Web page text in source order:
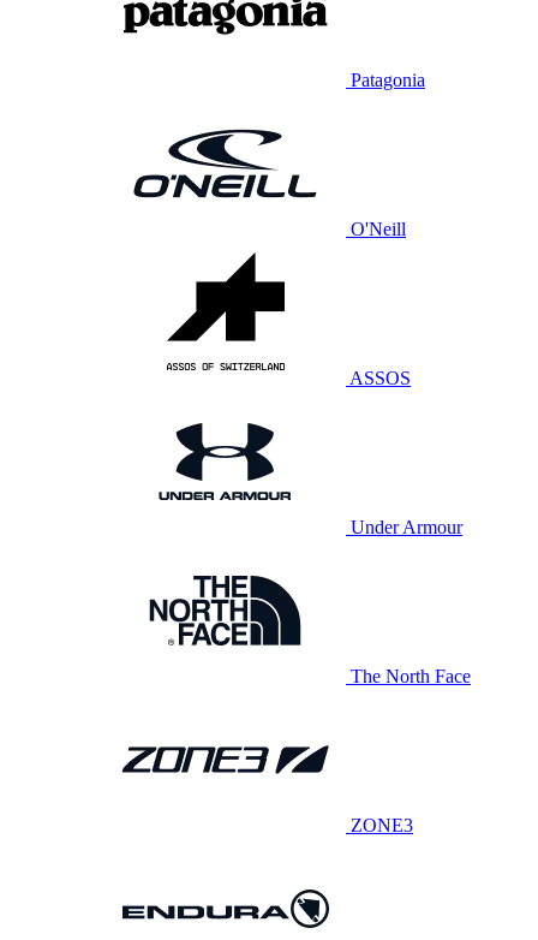
Patagonia
O'Neill
ASSOS
Under Armour
The North Face
ZONE3